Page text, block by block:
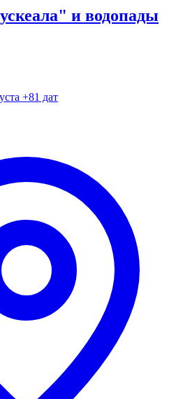
и водопады
+81 дат